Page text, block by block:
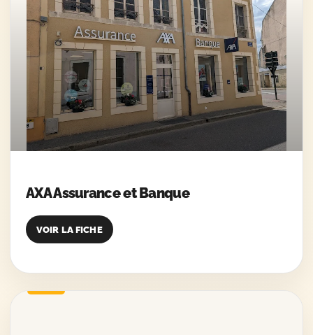
AXA Assurance et Banque
VOIR LA FICHE